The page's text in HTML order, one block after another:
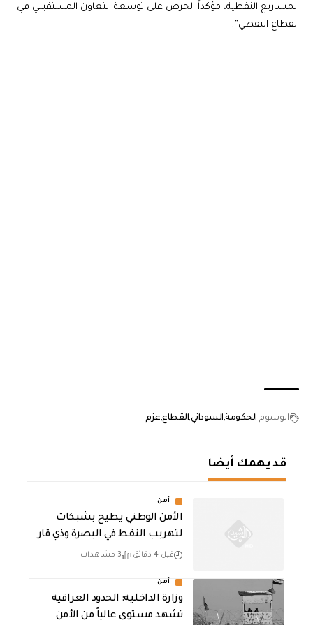
المشاريع النفطية، مؤكداً الحرص على توسعة التعاون المستقبلي في
القطاع النفطي”.
الوسوم الحكومة السودانيالقطاع عزم
قد يهمك أيضا
أمن
الأمن الوطني يطيح بشبكات
لتهريب النفط في البصرة وذي قار
قبل 4 دقائق 3 مشاهدات
أمن
وزارة الداخلية: الحدود العراقية
تشهد مستوى عالياً من الأمن